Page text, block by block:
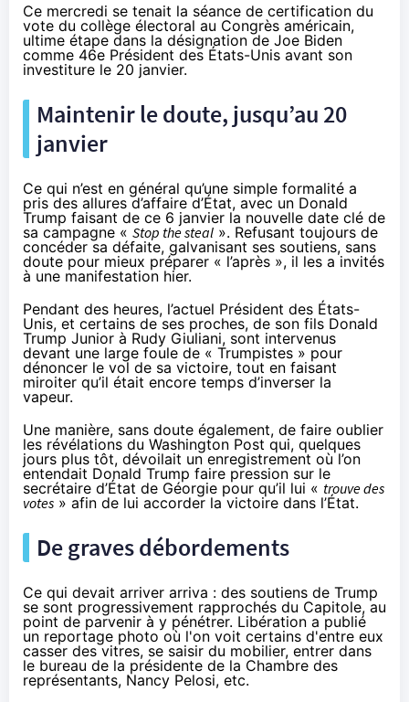
Ce mercredi se tenait la séance de certification du
vote du collège électoral au Congrès américain,
ultime étape dans la désignation de Joe Biden
comme 46e Président des États-Unis avant son
investiture le 20 janvier.
Maintenir le doute, jusqu’au 20
janvier
Ce qui n’est en général qu’une simple formalité a
pris des allures d’affaire d’État, avec un Donald
Trump faisant de ce 6 janvier la nouvelle date clé de
sa campagne « Stop the steal ». Refusant toujours de
concéder sa défaite, galvanisant ses soutiens, sans
doute pour mieux préparer « l’après », il les a invités
à une manifestation hier.
Pendant des heures, l’actuel Président des États-
Unis, et certains de ses proches, de son fils Donald
Trump Junior à Rudy Giuliani, sont intervenus
devant une large foule de « Trumpistes » pour
dénoncer le vol de sa victoire, tout en faisant
miroiter qu’il était encore temps d’inverser la
vapeur.
Une manière, sans doute également, de faire oublier
les révélations du Washington Post qui, quelques
jours plus tôt, dévoilait un enregistrement où l’on
entendait Donald Trump faire pression sur le
secrétaire d’État de Géorgie pour qu’il lui « trouve des
votes » afin de lui accorder la victoire dans l’État.
De graves débordements
Ce qui devait arriver arriva : des soutiens de Trump
se sont progressivement rapprochés du Capitole, au
point de parvenir à y pénétrer. Libération a publié
un reportage photooù l'on voit certains d'entre eux
casser des vitres, se saisir du mobilier, entrer dans
le bureau de la présidente de la Chambre des
représentants, Nancy Pelosi, etc.